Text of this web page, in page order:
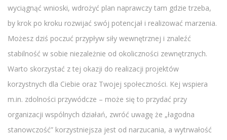
wyciągnąć wnioski, wdrożyć plan naprawczy tam gdzie trzeba,
by krok po kroku rozwijać swój potencjał i realizować marzenia.
Możesz dziś poczuć przypływ siły wewnętrznej i znaleźć
stabilność w sobie niezależnie od okoliczności zewnętrznych.
Warto skorzystać z tej okazji do realizacji projektów
korzystnych dla Ciebie oraz Twojej społeczności. Kej wspiera
m.in. zdolności przywódcze – może się to przydać przy
organizacji wspólnych działań, zwróć uwagę że „łagodna
stanowczość” korzystniejsza jest od narzucania, a wytrwałość